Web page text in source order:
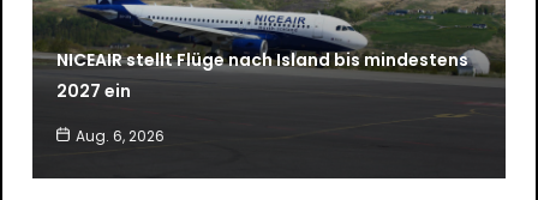
NICEAIR stellt Flüge nach Island bis mindestens
2027 ein
Aug. 6, 2026